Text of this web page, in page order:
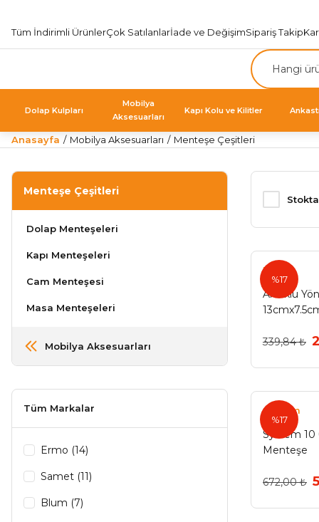
Tüm İndirimli ÜrünlerÇok Satılanlarİade ve DeğişimSipariş Takip
Dolap Kulpları
Mobilya
Aksesuarları
Kapı Kolu ve Kilitler
Anasayfa Mobilya Aksesuarları Menteşe Çeşitleri
Menteşe Çeşitleri
Dolap Menteşeleri
Kapı Menteşeleri
Cam Menteşesi
Masa Menteşeleri
Mobilya Aksesuarları
Tüm Markalar
Ermo (14)
Samet (11)
Blum (7)
%17
Ermo
Artuklu
339,84 ₺
%17
System
System 10
Menteşe
672,00 ₺